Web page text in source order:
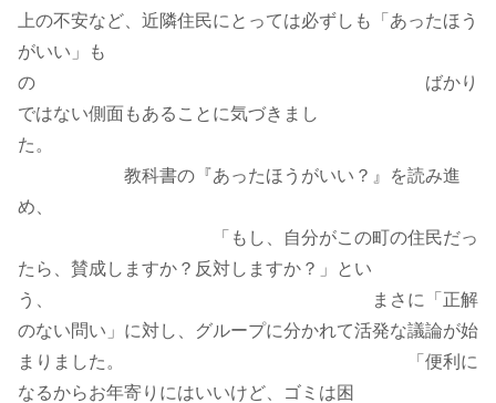
上の不安など、近隣住民にとっては必ずしも「あったほう
がいい」も
の ばかり
ではない側面もあることに気づきまし
た。
教科書の『あったほうがいい？』を読み進
め、
「もし、自分がこの町の住民だっ
たら、賛成しますか？反対しますか？」とい
う、 まさに「正解
のない問い」に対し、グループに分かれて活発な議論が始
まりました。 「便利に
なるからお年寄りにはいいけど、ゴミは困